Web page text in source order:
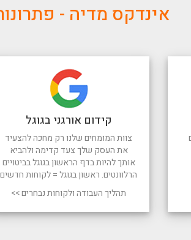
אינדקס מדיה -
קידום אורגני בגוגל
צוות המומחים שלנו רק מחכה להצעיד
את העסק שלך צעד קדימה ולהביא
אותך להיות בדף הראשון בגוגל בביטויים
הרלוונטים. ראשון בגוגל = לקוחות חדשים
תהליך העבודה ולקוחות נבחרים >>